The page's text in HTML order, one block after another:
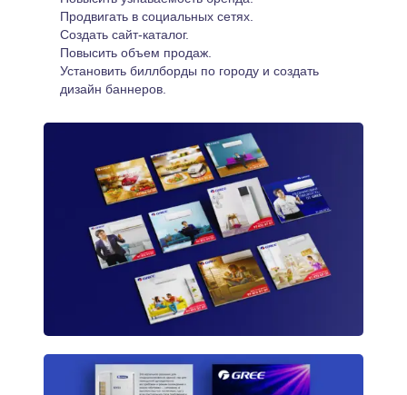
Продвигать в социальных сетях.
Создать сайт-каталог.
Повысить объем продаж.
Установить биллборды по городу и создать
дизайн баннеров.